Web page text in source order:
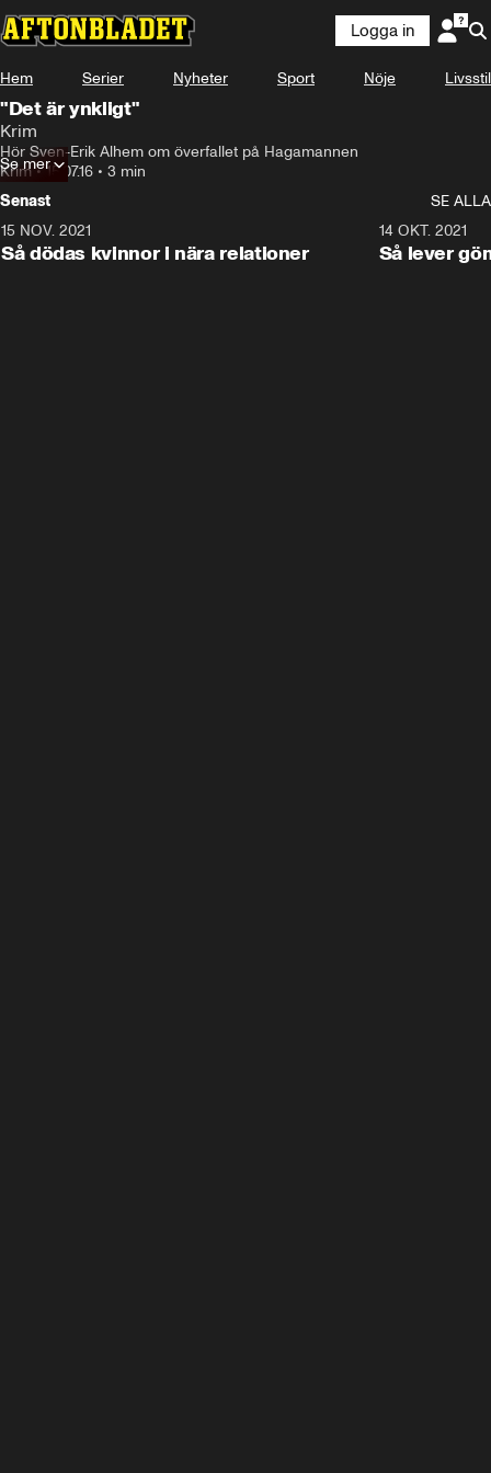
Logga in
Hem Serier Nyheter Sport Nöje Livsstil
"Det är ynkligt"
Krim
Hör Sven-Erik Alhem om överfallet på Hagamannen
Krim•15.07.16 • 3 min
Se mer
Senast
SE ALLA
15 NOV. 2021
Så dödas kvinnor i nära relationer
14 OKT. 2021
Så lever